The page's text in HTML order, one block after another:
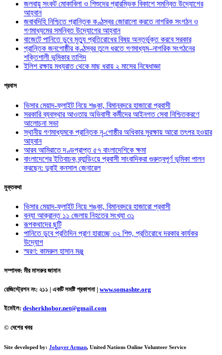
জলবায়ু সংকট মোকাবিলা ও শিশুদের প্রারম্ভিক বিকাশে সমন্বিত উদ্যোগের
আহ্বান
জবাবদিহি নিশ্চিতে প্রান্তিক কণ্ঠস্বর জোরালো করতে নাগরিক সংগঠন ও
গণমাধ্যমের সমন্বিত উদ্যোগের আহ্বান
বাজেটে পানিতে ডুবে মৃত্যু প্রতিরোধের বিষয় অন্তর্ভুক্ত করবে সরকার
প্রান্তিক জনগোষ্ঠীর কণ্ঠস্বর তুলে ধরতে গণমাধ্যম–নাগরিক সংগঠনের
শক্তিশালী ভূমিকার তাগিদ
ইলিশ রক্ষায় মধ্যরাত থেকে মাছ ধরায় ২ মাসের নিষেধাজ্ঞা
প্রবাস
ভিসার মেয়াদ-ফ্লাইট নিয়ে শঙ্কা, বিমানবন্দরে হাজারো প্রবাসী
সরকারি ব্যবস্থার আওতায় অভিবাসী কর্মীদের আইনগত সেবা নিশ্চিতকরণে
আলোচনা সভা
স্থানীয় গণমাধ্যমকে প্রান্তিক নৃ-গোষ্ঠীর অধিকার সুরক্ষায় আরো তৎপর হওয়ার
আহ্বান
আরব আমিরাতে দণ্ডপ্রাপ্ত ৫৭ বাংলাদেশিকে ক্ষমা
বাংলাদেশের ইতিবাচক ব্র্যান্ডিংয়ে প্রবাসী সাংবাদিকরা গুরুত্বপূর্ণ ভূমিকা পালন
করছেন: দুবাই কনসাল জেনারেল
মুক্তকথা
ভিসার মেয়াদ-ফ্লাইট নিয়ে শঙ্কা, বিমানবন্দরে হাজারো প্রবাসী
বন্যা আক্রান্ত ১১ জেলায় নিহতের সংখ্যা ৩১
রূপকথাদের ছুটি
পানিতে ডুবে প্রতিদিন প্রাণ হারাচ্ছে ৩২ শিশু, প্রতিরোধে দরকার কার্যকর
উদ্যোগ
স্মরণ: কামরুল হাসান মঞ্জু
সম্পাদক: মীর মাসরুর জামান
রেজিস্ট্রেশন নং: ২১১ | একটি সমষ্টি প্রকাশনা | www.somashte.org
ইমেইল: desherkhobor.net@gmail.com
© দেশের খবর
Site developed by: Jobayer Arman, United Nations Online Volunteer Service